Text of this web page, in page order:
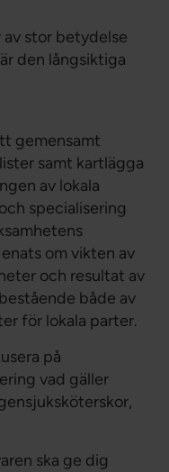
stor betydelse
den långsiktiga
gemensamt
samt kartlägga
av lokala
specialisering
om vikten av
och resultat av
både av
för lokala parter.
på
vad gäller
ska ge dig